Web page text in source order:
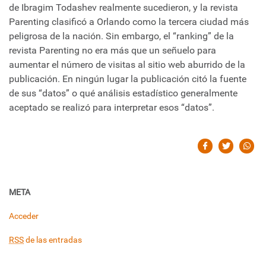
de Ibragim Todashev realmente sucedieron, y la revista
Parenting clasificó a Orlando como la tercera ciudad más
peligrosa de la nación. Sin embargo, el “ranking” de la
revista Parenting no era más que un señuelo para
aumentar el número de visitas al sitio web aburrido de la
publicación. En ningún lugar la publicación citó la fuente
de sus “datos” o qué análisis estadístico generalmente
aceptado se realizó para interpretar esos “datos”.
META
Acceder
RSSde las entradas